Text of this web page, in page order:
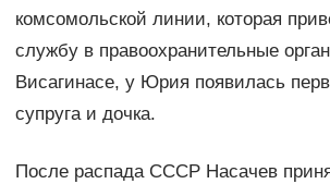
комсомольской линии, которая
службу в правоохранительные
Висагинасе, у Юрия появилась
супруга и дочка.
После распада СССР Насачев